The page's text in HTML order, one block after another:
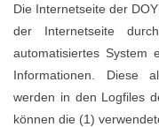
Die Internetseite der
der Internetseite
automatisiertes System
Informationen. Diese
werden in den Logfiles
können die (1)